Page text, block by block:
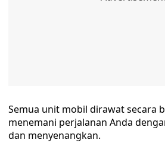
Semua unit mobil dirawat secara
menemani perjalanan Anda
dan menyenangkan.